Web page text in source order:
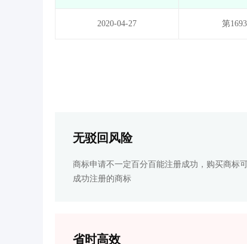
2020-04-27 第
无驳回风险
商标申请不一定百分百能注册成功，购买商标
成功注册的商标
省时高效